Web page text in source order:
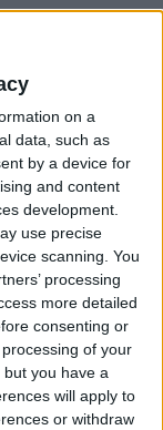
on a
data, such as
by a device for
and content
development.
use precise
scanning. You
processing
more detailed
consenting or
of your
you have a
will apply to
or withdraw
à Polónia,
partilhado
só sei